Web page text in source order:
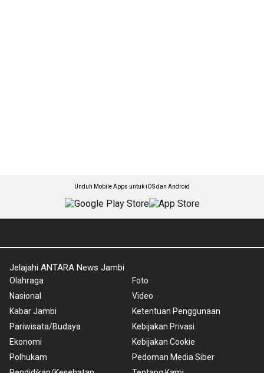
Unduh Mobile Apps untuk iOS dan Android
Jelajahi ANTARA News Jambi
Olahraga
Nasional
Kabar Jambi
Pariwisata/Budaya
Ekonomi
Polhukam
Foto
Video
Ketentuan Penggunaan
Kebijakan Privasi
Kebijakan Cookie
Pedoman Media Siber